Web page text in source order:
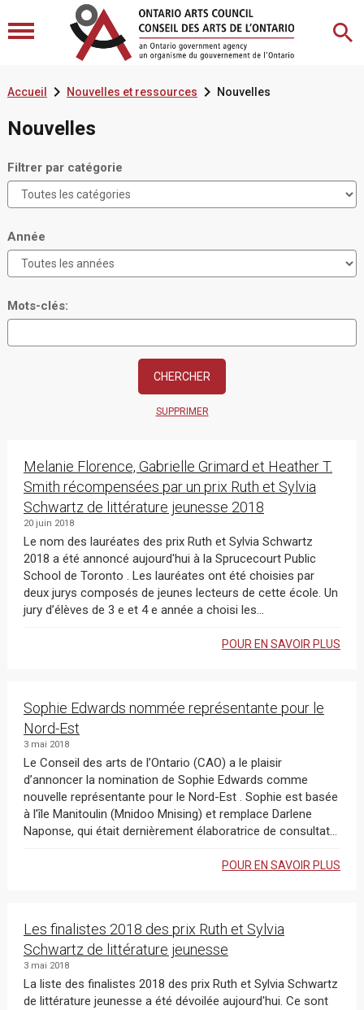
Accueil  Nouvelles et ressources Nouvelles
Nouvelles
Filtrer par catégorie
Année
Mots-clés:
SUPPRIMER
Melanie Florence, Gabrielle Grimard et Heather T.
Smith récompensées par un prix Ruth et Sylvia
Schwartz de littérature jeunesse 2018
20 juin 2018
Le nom des lauréates des prix Ruth et Sylvia Schwartz
2018 a été annoncé aujourd'hui à la Sprucecourt Public
School de Toronto . Les lauréates ont été choisies par
deux jurys composés de jeunes lecteurs de cette école. Un
jury d’élèves de 3 e et 4 e année a choisi les...
POUR EN SAVOIR PLUS
Sophie Edwards nommée représentante pour le
Nord-Est
3 mai 2018
Le Conseil des arts de l’Ontario (CAO) a le plaisir
d’annoncer la nomination de Sophie Edwards comme
nouvelle représentante pour le Nord-Est . Sophie est basée
à l’île Manitoulin (Mnidoo Mnising) et remplace Darlene
Naponse, qui était dernièrement élaboratrice de consultat...
POUR EN SAVOIR PLUS
Les finalistes 2018 des prix Ruth et Sylvia
Schwartz de littérature jeunesse
3 mai 2018
La liste des finalistes 2018 des prix Ruth et Sylvia Schwartz
de littérature jeunesse a été dévoilée aujourd'hui. Ce sont